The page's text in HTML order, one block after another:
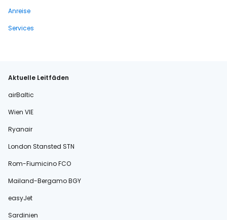
Anreise
Services
Aktuelle Leitfäden
airBaltic
Wien VIE
Ryanair
London Stansted STN
Rom-Fiumicino FCO
Mailand-Bergamo BGY
easyJet
Sardinien